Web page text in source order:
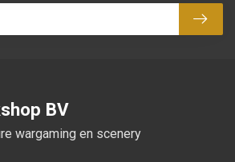
BV
wargaming en scenery